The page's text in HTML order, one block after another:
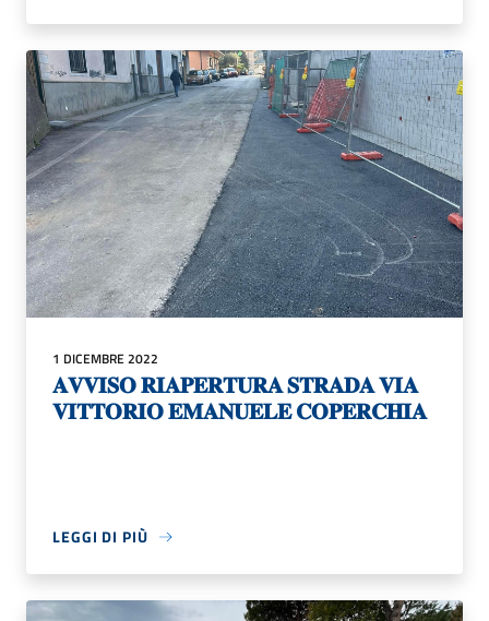
1 DICEMBRE 2022
𝐀𝐕𝐕𝐈𝐒𝐎 𝐑𝐈𝐀𝐏𝐄𝐑𝐓𝐔𝐑𝐀 𝐒𝐓𝐑𝐀𝐃𝐀 𝐕𝐈𝐀
𝐕𝐈𝐓𝐓𝐎𝐑𝐈𝐎 𝐄𝐌𝐀𝐍𝐔𝐄𝐋𝐄 𝐂𝐎𝐏𝐄𝐑𝐂𝐇𝐈𝐀
LEGGI DI PIÙ